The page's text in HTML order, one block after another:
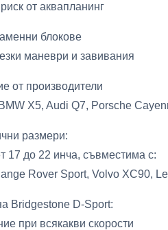
от аквапланинг
блокове
маневри и завивания
от производители
X5, Audi Q7, Porsche
размери:
17 до 22 инча, съвместима с:
Rover Sport, Volvo XC90,
Bridgestone D-Sport:
при всякакви скорости